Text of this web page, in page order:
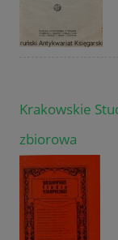
Krakowskie
zbiorowa